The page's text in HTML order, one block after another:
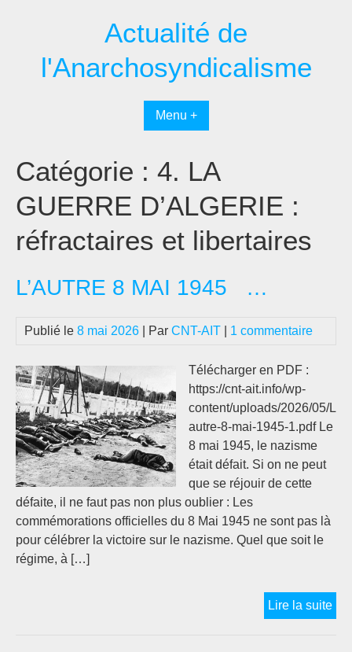
Actualité de
l'Anarchosyndicalisme
Menu +
Catégorie : 4. LA
GUERRE D’ALGERIE :
réfractaires et libertaires
L’AUTRE 8 MAI 1945 …
Publié le 8 mai 2026 | Par CNT-AIT 1 commentaire
Télécharger en PDF :
https://cnt-ait.info/wp-
content/uploads/2026/05/L
autre-8-mai-1945-1.pdf Le
8 mai 1945, le nazisme
était défait. Si on ne peut
que se réjouir de cette
défaite, il ne faut pas non plus oublier : Les
commémorations officielles du 8 Mai 1945 ne sont pas là
pour célébrer la victoire sur le nazisme. Quel que soit le
régime, à […]
Lire la suite
8